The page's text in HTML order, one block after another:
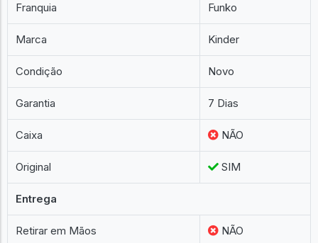
Franquia Funko
Marca Kinder
Condição Novo
Garantia 7 Dias
Caixa NÃO
Original SIM
Entrega
Retirar em Mãos NÃO